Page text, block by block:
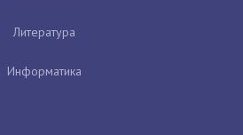
Литература
Информатика